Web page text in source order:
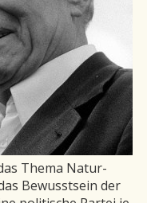
Thema Natur-
Bewusstsein der